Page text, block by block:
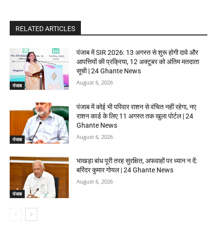
RELATED ARTICLES
पंजाब
पंजाब में SIR 2026: 13 अगस्त से शुरू होगी दावे और
आपत्तियों की प्रक्रिया, 12 अक्टूबर को अंतिम मतदाता
सूची | 24 Ghante News
August 6, 2026
पंजाब
पंजाब में कोई भी परिवार राशन से वंचित नहीं रहेगा, नए
राशन कार्ड के लिए 11 अगस्त तक खुला पोर्टल | 24
Ghante News
August 6, 2026
पंजाब
भाखड़ा बांध पूरी तरह सुरक्षित, अफवाहों पर ध्यान न दें:
बरिंदर कुमार गोयल | 24 Ghante News
August 6, 2026